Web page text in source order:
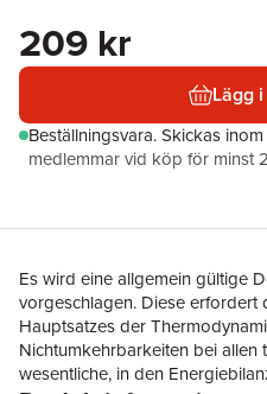
209 kr
Lägg
Beställningsvara.Skickas
medlemmar vid köp för minst
Es wird eine allgemein gültige
vorgeschlagen. Diese erfordert
Hauptsatzes der
Nichtumkehrbarkeiten bei allen
wesentliche, in den